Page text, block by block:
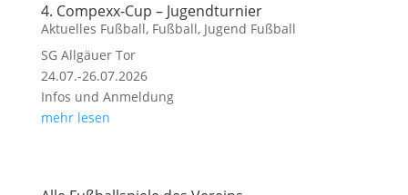
4. Compexx-Cup – Jugendturnier
Aktuelles Fußball, Fußball, Jugend Fußball
SG Allgäuer Tor
24.07.-26.07.2026
Infos und Anmeldung
mehr lesen